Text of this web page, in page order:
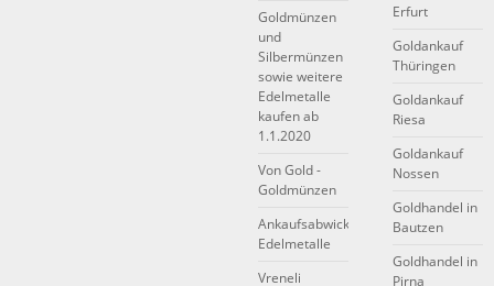
Goldmünzen
und
Silbermünzen
sowie weitere
Edelmetalle
kaufen ab
1.1.2020
Von Gold -
Goldmünzen
Ankaufsabwicklung
Edelmetalle
Vreneli
Erfurt
Goldankauf
Thüringen
Goldankauf
Riesa
Goldankauf
Nossen
Goldhandel in
Bautzen
Goldhandel in
Pirna